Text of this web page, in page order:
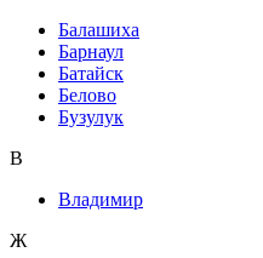
Балашиха
Барнаул
Батайск
Белово
Бузулук
В
Владимир
Ж